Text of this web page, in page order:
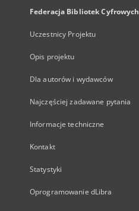
Federacja Bibliotek Cyfrowych
Uczestnicy Projektu
Opis projektu
Dla autorów i wydawców
Najczęściej zadawane pytania
Informacje techniczne
Kontakt
Statystyki
Oprogramowanie dLibra